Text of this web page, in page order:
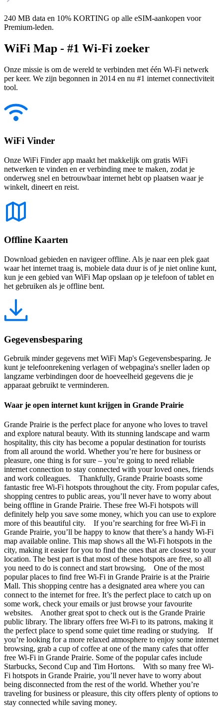
240 MB data en 10% KORTING op alle eSIM-aankopen voor
Premium-leden.
WiFi Map - #1 Wi-Fi zoeker
Onze missie is om de wereld te verbinden met één Wi-Fi netwerk
per keer. We zijn begonnen in 2014 en nu #1 internet connectiviteit
tool.
WiFi Vinder
Onze WiFi Finder app maakt het makkelijk om gratis WiFi
netwerken te vinden en er verbinding mee te maken, zodat je
onderweg snel en betrouwbaar internet hebt op plaatsen waar je
winkelt, dineert en reist.
Offline Kaarten
Download gebieden en navigeer offline. Als je naar een plek gaat
waar het internet traag is, mobiele data duur is of je niet online kunt,
kun je een gebied van WiFi Map opslaan op je telefoon of tablet en
het gebruiken als je offline bent.
Gegevensbesparing
Gebruik minder gegevens met WiFi Map's Gegevensbesparing. Je
kunt je telefoonrekening verlagen of webpagina's sneller laden op
langzame verbindingen door de hoeveelheid gegevens die je
apparaat gebruikt te verminderen.
Waar je open internet kunt krijgen in Grande Prairie
Grande Prairie is the perfect place for anyone who loves to travel
and explore natural beauty. With its stunning landscape and warm
hospitality, this city has become a popular destination for tourists
from all around the world. Whether you’re here for business or
pleasure, one thing is for sure – you’re going to need reliable
internet connection to stay connected with your loved ones, friends
and work colleagues. Thankfully, Grande Prairie boasts some
fantastic free Wi-Fi hotspots throughout the city. From popular cafes,
shopping centres to public areas, you’ll never have to worry about
being offline in Grande Prairie. These free Wi-Fi hotspots will
definitely help you save some money, which you can use to explore
more of this beautiful city. If you’re searching for free Wi-Fi in
Grande Prairie, you’ll be happy to know that there’s a handy Wi-Fi
map available online. This map shows all the Wi-Fi hotspots in the
city, making it easier for you to find the ones that are closest to your
location. The best part is that most of these hotspots are free, so all
you need to do is connect and start browsing. One of the most
popular places to find free Wi-Fi in Grande Prairie is at the Prairie
Mall. This shopping centre has a designated area where you can
connect to the internet for free. It’s the perfect place to catch up on
some work, check your emails or just browse your favourite
websites. Another great spot to check out is the Grande Prairie
public library. The library offers free Wi-Fi to its patrons, making it
the perfect place to spend some quiet time reading or studying. If
you’re looking for a more relaxed atmosphere to enjoy some internet
browsing, grab a cup of coffee at one of the many cafes that offer
free Wi-Fi in Grande Prairie. Some of the popular cafes include
Starbucks, Second Cup and Tim Hortons. With so many free Wi-
Fi hotspots in Grande Prairie, you’ll never have to worry about
being disconnected from the rest of the world. Whether you’re
traveling for business or pleasure, this city offers plenty of options to
stay connected while saving money.